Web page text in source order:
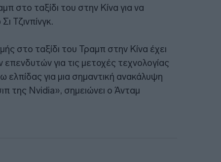
στο ταξίδι του στην Κίνα για να
Τζινπίνγκ.
στο ταξίδι του Τραμπ στην Κίνα έχει
για τις μετοχές τεχνολογίας
για μια σημαντική ανακάλυψη
της Nvidia», σημειώνει ο Άνταμ